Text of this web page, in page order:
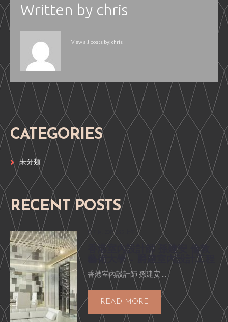
Written by chris
View all posts by:chris
CATEGORIES
未分類
RECENT POSTS
15 7 月, 2017 8:25 上午
香港室內設計師 孫建安 倫敦
藝術大學 – 爵建室內設計工程
香港室內設計師 孫建安 ...
READ MORE